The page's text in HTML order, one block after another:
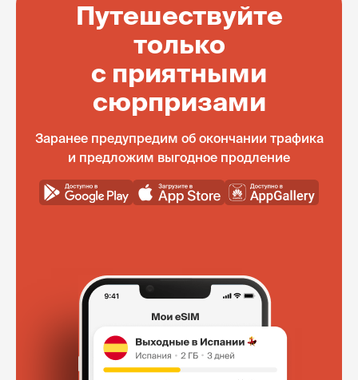
Путешествуйте
только
с приятными
сюрпризами
Заранее предупредим об окончании трафика
и предложим выгодное продление